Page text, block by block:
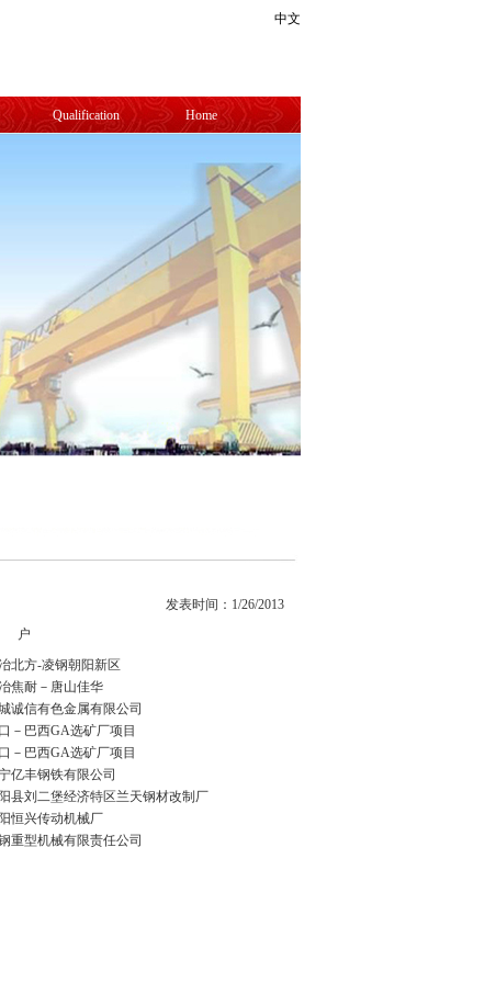
中文
Qualification Home
发表时间：1/26/2013
户
北方-凌钢朝阳新区
焦耐－唐山佳华
诚信有色金属有限公司
－巴西GA选矿厂项目
－巴西GA选矿厂项目
亿丰钢铁有限公司
县刘二堡经济特区兰天钢材改制厂
恒兴传动机械厂
重型机械有限责任公司